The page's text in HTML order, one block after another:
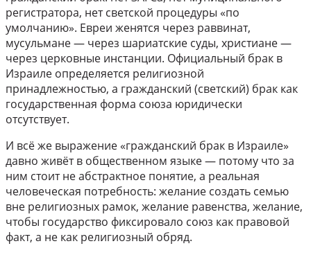
регистратора, нет светской процедуры «по
умолчанию». Евреи женятся через раввинат,
мусульмане — через шариатские суды, христиане —
через церковные инстанции. Официальный брак в
Израиле определяется религиозной
принадлежностью, а гражданский (светский) брак как
государственная форма союза юридически
отсутствует.
И всё же выражение «гражданский брак в Израиле»
давно живёт в общественном языке — потому что за
ним стоит не абстрактное понятие, а реальная
человеческая потребность: желание создать семью
вне религиозных рамок, желание равенства, желание,
чтобы государство фиксировало союз как правовой
факт, а не как религиозный обряд.